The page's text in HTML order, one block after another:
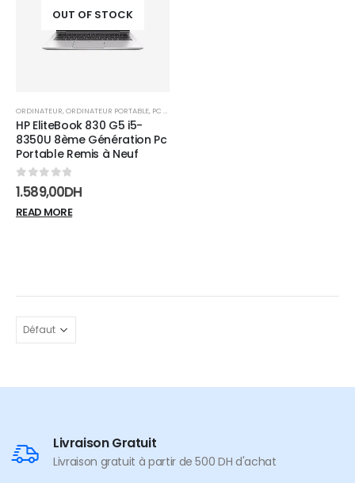
OUT OF STOCKwishlist
ORDINATEUR,ORDINATEUR PORTABLE, PC PORTABLE
HP EliteBook 830 G5 i5-
8350U 8ème Génération Pc
Portable Remis à Neuf
0 sur 5
1.589,00DH
READ MORE
Livraison Gratuit
Livraison gratuit à partir de 500 DH d'achat